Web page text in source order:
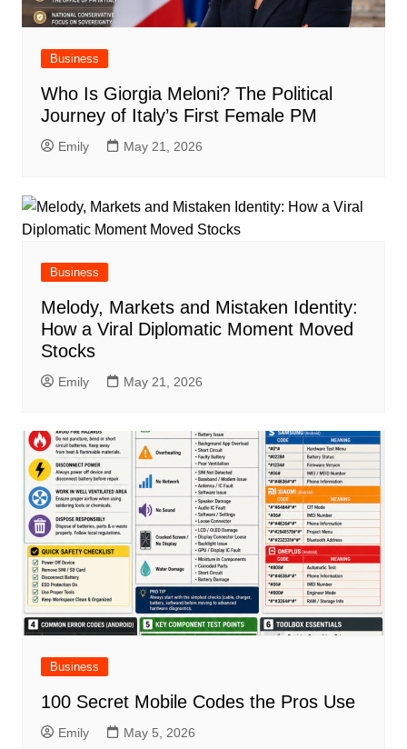
Business
Who Is Giorgia Meloni? The Political
Journey of Italy’s First Female PM
Emily May 21, 2026
Business
Melody, Markets and Mistaken Identity:
How a Viral Diplomatic Moment Moved
Stocks
Emily May 21, 2026
Business
100 Secret Mobile Codes the Pros Use
Emily May 5, 2026